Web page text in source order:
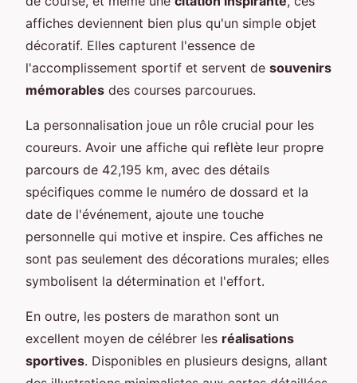
affiches deviennent bien plus qu'un simple objet
décoratif. Elles capturent l'essence de
l'accomplissement sportif et servent de souvenirs
mémorables des courses parcourues.
La personnalisation joue un rôle crucial pour les
coureurs. Avoir une affiche qui reflète leur propre
parcours de 42,195 km, avec des détails
spécifiques comme le numéro de dossard et la
date de l'événement, ajoute une touche
personnelle qui motive et inspire. Ces affiches ne
sont pas seulement des décorations murales; elles
symbolisent la détermination et l'effort.
En outre, les posters de marathon sont un
excellent moyen de célébrer les réalisations
sportives. Disponibles en plusieurs designs, allant